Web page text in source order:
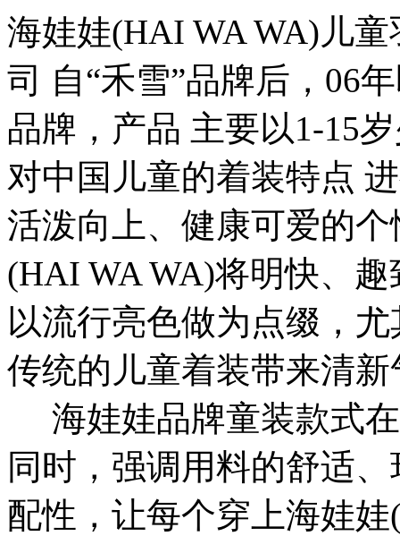
海娃娃(HAI WA WA)儿
司 自“禾雪”品牌后，06
品牌，产品 主要以1-15
对中国儿童的着装特点
活泼向上、健康可爱的
(HAI WA WA)将明快、
以流行亮色做为点缀，
传统的儿童着装带来清新
海娃娃品牌童装款式
同时，强调用料的舒适
配性，让每个穿上海娃